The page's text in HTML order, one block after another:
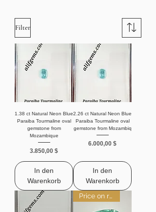
Paraibas Kupfer, das den intensiven „Neon“-
Schmuckherstellung ikonisch ist. Seitdem
wurden ähnliche kupferhaltige Turmaline in
Mosambik und Nigeria gefunden. Paraiba-
Turmalin ist einer der faszinierendsten und
seltensten Edelsteine der Welt. Berühmt für
seine neonblauen bis grünen Farbtöne, die
durch Kupfer und Mangan entstehen, ist dieser
Edelstein zum Traum eines jeden Sammlers
und zum Schatz eines jeden Investors
geworden.
Filter
1.38 ct Natural Neon Blue
Paraiba Tourmaline oval
gemstone from
Mozambique
Preis
3.850,00 $
In den
Warenkorb
2.26 ct Natural Neon Blue
Paraiba Tourmaline oval
gemstone from Mozambiq
Preis
6.000,00 $
In den
Warenkorb
Price on request